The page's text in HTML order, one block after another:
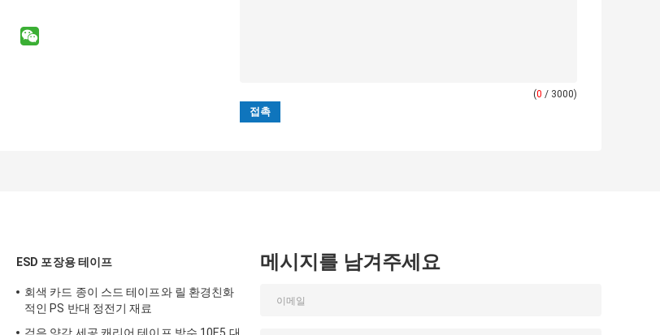
(0 / 3000)
ESD 포장용 테이프
회색 카드 종이 스드 테이프와 릴 환경친화
적인 PS 반대 정전기 재료
메시지를 남겨주세요